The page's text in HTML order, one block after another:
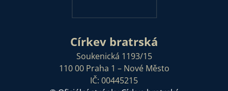
Církev bratrská
Soukenická 1193/15
110 00 Praha 1 – Nové Město
IČ: 00445215